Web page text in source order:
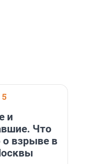
и
Что
о взрыве в